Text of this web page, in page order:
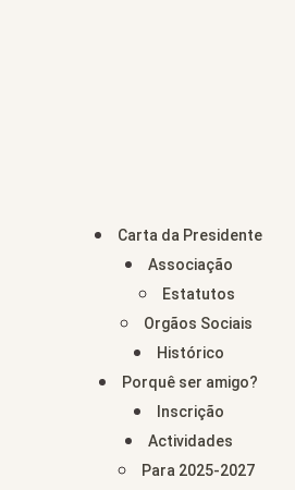
Carta da Presidente
Associação
Estatutos
Orgãos Sociais
Histórico
Porquê ser amigo?
Inscrição
Actividades
Para 2025-2027